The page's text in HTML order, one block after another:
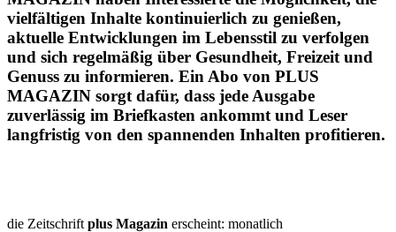
vielfältigen Inhalte kontinuierlich zu genießen,
aktuelle Entwicklungen im Lebensstil zu verfolgen
und sich regelmäßig über Gesundheit, Freizeit und
Genuss zu informieren. Ein Abo von PLUS
MAGAZIN sorgt dafür, dass jede Ausgabe
zuverlässig im Briefkasten ankommt und Leser
langfristig von den spannenden Inhalten profitieren.
die Zeitschrift plus Magazin erscheint: monatlich